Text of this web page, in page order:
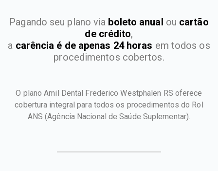
Pagando seu plano via boleto anual ou cartão
de crédito,
a carência é de apenas 24 horas em todos os
procedimentos cobertos.
O plano Amil Dental Frederico Westphalen RS oferece
cobertura integral para todos os procedimentos do Rol
ANS(Agência Nacional de Saúde Suplementar).